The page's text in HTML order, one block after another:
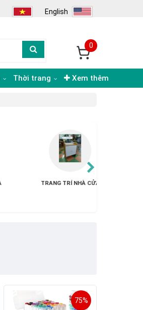
English
0
Thời trang Xem thêm
THỰC PHẨM & ĐỒ ĂN
75%